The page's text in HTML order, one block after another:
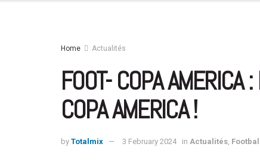
Home Actualités
FOOT- COPA AMERICA
COPA AMERICA !
by Totalmix 3 February 2024 in Actualités Football